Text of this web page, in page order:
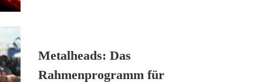
Metalheads: Das
Rahmenprogramm für